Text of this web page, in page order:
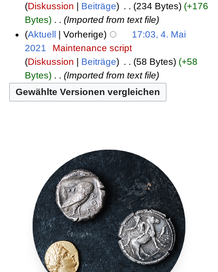
Diskussion
Beiträge 234 Bytes
+176
Bytes ‎
Imported from text file
Aktuell
Vorherige
17:03, 4. Mai
2021
Maintenance script
Diskussion
Beiträge 58 Bytes
+58
Bytes ‎ Imported from text file